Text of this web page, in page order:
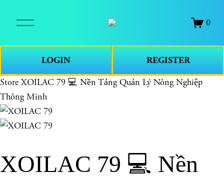
O
e
e
n
u
0
LOGIN REGISTER
Store XOILAC 79 💻 Nền Tảng Quản Lý Nông Nghiệp
Thông Minh
XOILAC 79 💻 Nền